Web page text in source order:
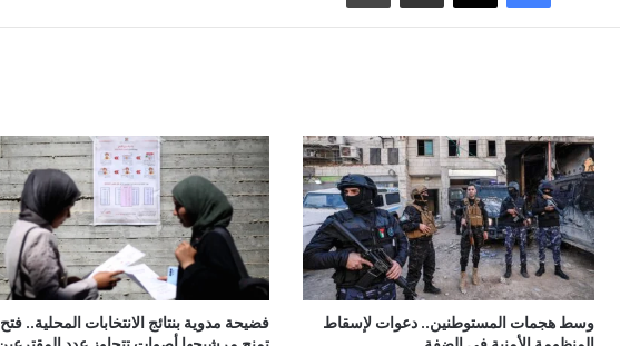
وسط هجمات المستوطنين.. دعوات لإسقاط
فضيحة مدوية بنتائج الانتخابات المحلية.. فتح